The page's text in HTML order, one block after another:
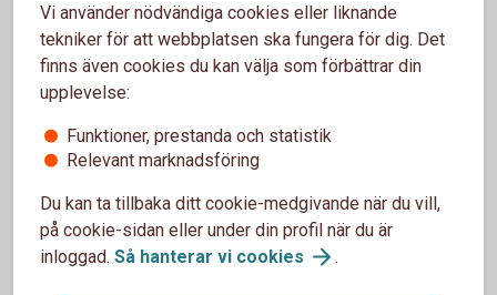
Logga in och ändra lön medfil
Har du inte tillgång till
Fyll i och skicka in blanketten så hjälper vi dig att uppdatera
lönen.
Vi använder nödvändiga cookies eller liknande
tekniker för att webbplatsen ska fungera för dig. Det
finns även cookies du kan välja som förbättrar din
upplevelse:
Funktioner, prestanda och statistik
Relevant marknadsföring
Du kan ta tillbaka ditt cookie-medgivande när du vill,
på cookie-sidan eller under din profil när du är
inloggad. Så hanterar vi cookies .